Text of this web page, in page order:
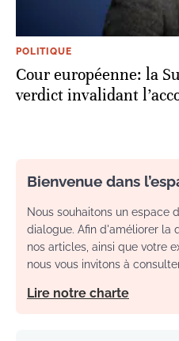
POLITIQUE
Cour européenne: la
verdict invalidant
Bienvenue dans
Nous souhaitons un espace
dialogue. Afin d'améliorer la
nos articles, ainsi que votre
nous vous invitons à
Lire notre charte